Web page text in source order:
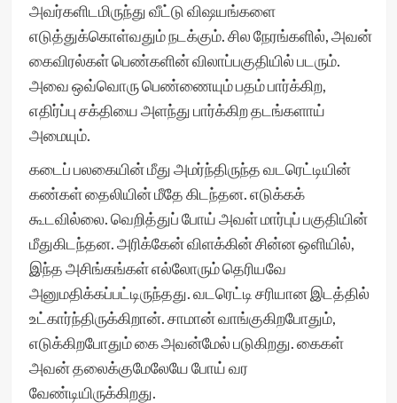
அவர்களிடமிருந்து வீட்டு விஷயங்களை
எடுத்துக்கொள்வதும் நடக்கும். சில நேரங்களில், அவன்
கைவிரல்கள் பெண்களின் விலாப்பகுதியில் படரும்.
அவை ஒவ்வொரு பெண்ணையும் பதம் பார்க்கிற,
எதிர்ப்பு சக்தியை அளந்து பார்க்கிற தடங்களாய்
அமையும்.
கடைப் பலகையின் மீது அமர்ந்திருந்த வடரெட்டியின்
கண்கள் தைலியின் மீதே கிடந்தன. எடுக்கக்
கூடவில்லை. வெறித்துப் போய் அவள் மார்புப் பகுதியின்
மீதுகிடந்தன. அரிக்கேன் விளக்கின் சின்ன ஒளியில்,
இந்த அசிங்கங்கள் எல்லோரும் தெரியவே
அனுமதிக்கப்பட்டிருந்தது. வடரெட்டி சரியான இடத்தில்
உட்கார்ந்திருக்கிறான். சாமான் வாங்குகிறபோதும்,
எடுக்கிறபோதும் கை அவன்மேல் படுகிறது. கைகள்
அவன் தலைக்குமேலேயே போய் வர
வேண்டியிருக்கிறது.